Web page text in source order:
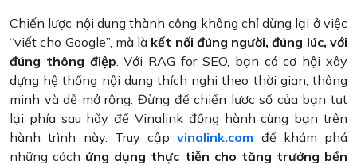
Chiến lược nội dung thành công không chỉ dừng lại ở việc
“viết cho Google”, mà là kết nối đúng người, đúng lúc, với
đúng thông điệp . Với RAG for SEO, bạn có cơ hội xây
dựng hệ thống nội dung thích nghi theo thời gian, thông
minh và dễ mở rộng. Đừng để chiến lược số của bạn tụt
lại phía sau hãy để Vinalink đồng hành cùng bạn trên
hành trình này. Truy cậpvinalink.com để khám phá
những cách ứng dụng thực tiễn cho tăng trưởng bền